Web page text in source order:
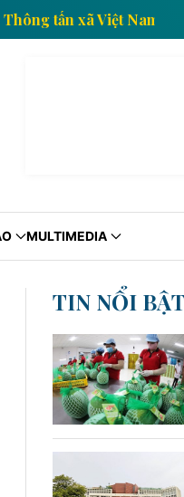
của Thông tấn xã Việt
MULTIMEDIA
TIN NỔI